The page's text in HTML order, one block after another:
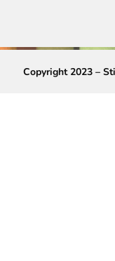
Copyright 2023 –